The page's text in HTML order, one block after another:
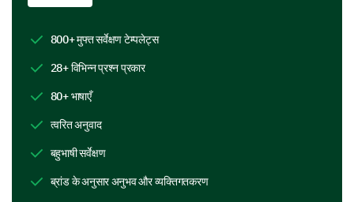
Solving practical problems
In which investigative activities are you most
skilled?
800+ मुफ्त सर्वेक्षण टेम्पलेट्स
28+ विभिन्न प्रश्न प्रकार
80+ भाषाएँ
त्वरित अनुवाद
बहुभाषी सर्वेक्षण
ब्रांड के अनुसार अनुभव और व्यक्तिगतकरण